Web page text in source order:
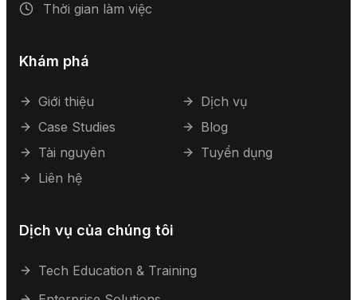
Thời gian làm việc
Khám phá
Giới thiệu
Dịch vụ
Case Studies
Blog
Tài nguyên
Tuyển dụng
Liên hệ
Dịch vụ của chúng tôi
Tech Education & Training